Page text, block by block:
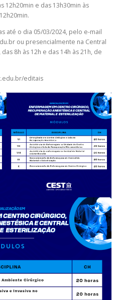
12h20min e das 13h30min às
até o dia 05/03/2024, pelo e-mail
ou presencialmente na Central
8h às 12h e das 14h às 21h, de
editais